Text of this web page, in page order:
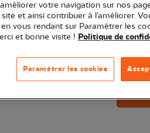
votre navigation sur nos
site et ainsi contribuer à l’améliorer.
vous rendant sur Paramétrer les
et bonne visite ! Politique de
Paramétrer les cookies